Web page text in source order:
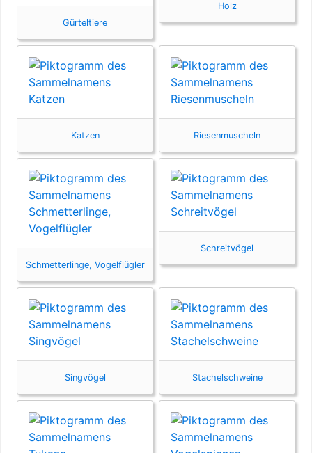
Gürteltiere
Holz
Katzen Riesenmuscheln
Schmetterlinge, Vogelflügler
Schreitvögel
Singvögel Stachelschweine